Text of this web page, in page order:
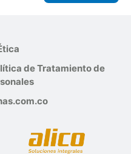
de Tratamiento de